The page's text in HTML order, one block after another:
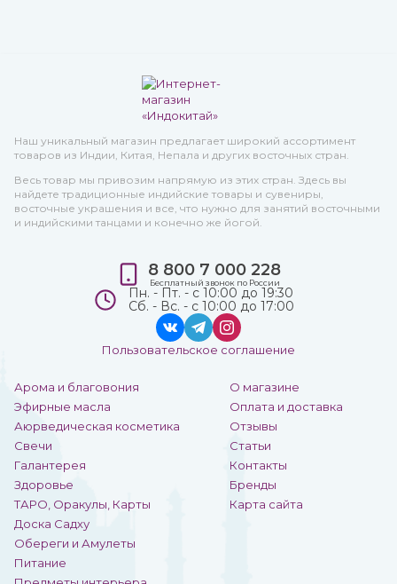
Наш уникальный магазин предлагает широкий ассортимент
товаров из Индии, Китая, Непала и других восточных стран.
Весь товар мы привозим напрямую из этих стран. Здесь вы
найдете традиционные индийские товары и сувениры,
восточные украшения и все, что нужно для занятий восточными
и индийскими танцами и конечно же йогой.
Арома и благовония
Эфирные масла
Аюрведическая косметика
Свечи
Галантерея
Здоровье
ТАРО, Оракулы, Карты
Доска Садху
Обереги и Амулеты
Питание
О магазине
Оплата и доставка
Отзывы
Статьи
Контакты
Бренды
Карта сайта
8 800 7 000 228
Бесплатный звонок по России
Пн. - Пт. - с 10:00 до 19:30
Сб. - Вс. - с 10:00 до 17:00
Пользовательское соглашение